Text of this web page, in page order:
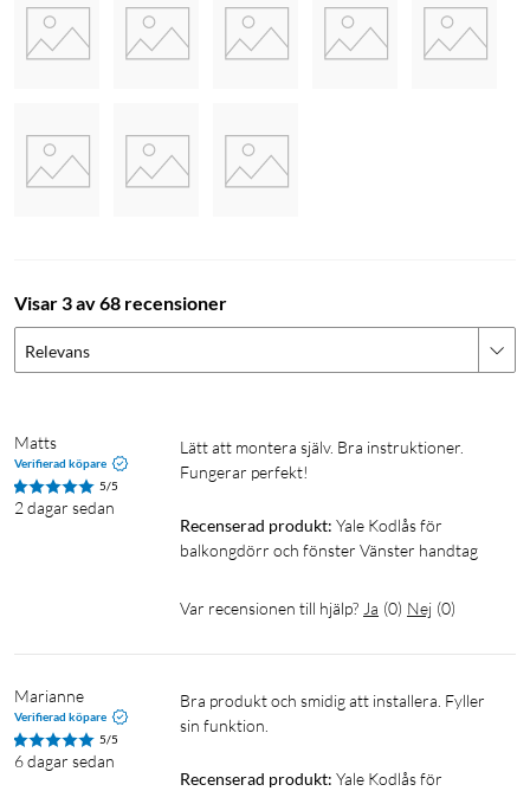
Visar 3 av 68 recensioner
Relevans
Matts
Verifierad köpare
5/5
2 dagar sedan
Lätt att montera själv. Bra instruktioner.
Fungerar perfekt!
Recenserad produkt: Yale Kodlås för
balkongdörr och fönster Vänster handtag
Var recensionen till hjälp? Ja (0) Nej (0)
Marianne
Verifierad köpare
5/5
6 dagar sedan
Bra produkt och smidig att installera. Fyller
sin funktion.
Recenserad produkt: Yale Kodlås för